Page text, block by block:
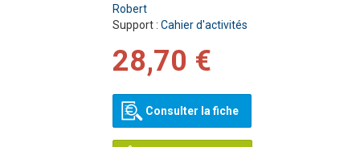
Robert
Support : Cahier d'activités
28,70 €
Consulter la fiche